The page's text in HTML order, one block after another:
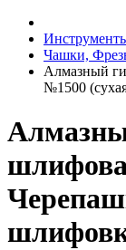
Чашки,
Алмазный
№1500